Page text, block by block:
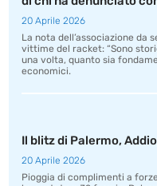
20 Aprile 2026
La nota dell’associazione da
vittime del racket: “Sono
una volta, quanto sia
economici.
Il blitz di Palermo,
20 Aprile 2026
Pioggia di complimenti a